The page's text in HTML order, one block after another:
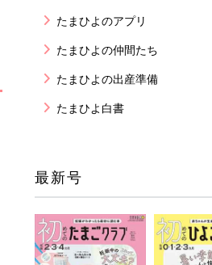
たまひよのアプリ
たまひよの仲間たち
たまひよの出産準備
たまひよ白書
最新号